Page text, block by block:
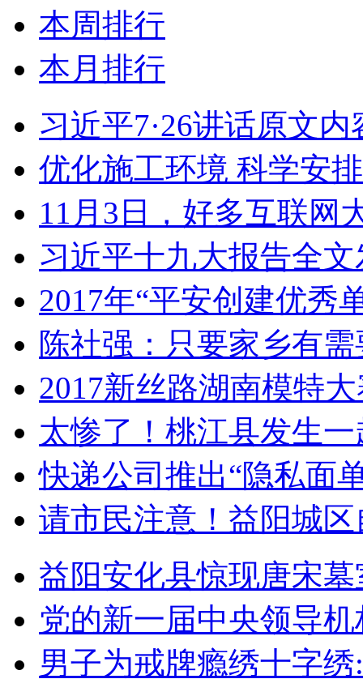
本周排行
本月排行
习近平7·26讲话原文
优化施工环境 科学安
11月3日，好多互联网
习近平十九大报告全文
2017年“平安创建优秀
陈社强：只要家乡有
2017新丝路湖南模特
太惨了！桃江县发生
快递公司推出“隐私面
请市民注意！益阳城
益阳安化县惊现唐宋
党的新一届中央领导
男子为戒牌瘾绣十字